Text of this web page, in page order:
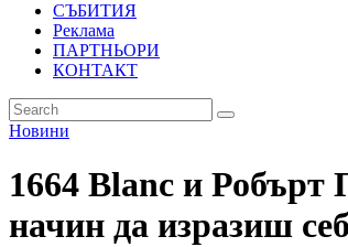
СЪБИТИЯ
Реклама
ПАРТНЬОРИ
КОНТАКТ
Новини
1664 Blanc и Робърт
начин да изразиш